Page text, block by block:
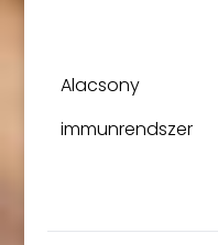
Alacsony
immunrendszer